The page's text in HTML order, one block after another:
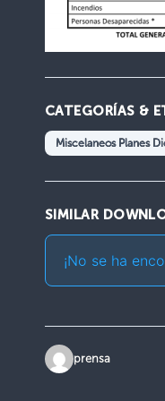
CATEGORÍAS &
Miscelaneos Planes
SIMILAR
¡No se ha
prensa